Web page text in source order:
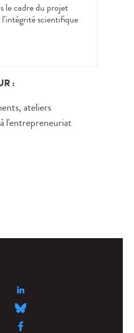
le cadre du projet
l'intégrité scientifique
:
ateliers
l'entrepreneuriat